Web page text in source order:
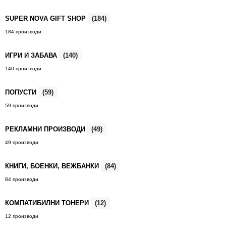
SUPER NOVA GIFT SHOP (184)
184 производи
ИГРИ И ЗАБАВА (140)
140 производи
ПОПУСТИ (59)
59 производи
РЕКЛАМНИ ПРОИЗВОДИ (49)
49 производи
КНИГИ, БОЕНКИ, ВЕЖБАНКИ (84)
84 производи
КОМПАТИБИЛНИ ТОНЕРИ (12)
12 производи